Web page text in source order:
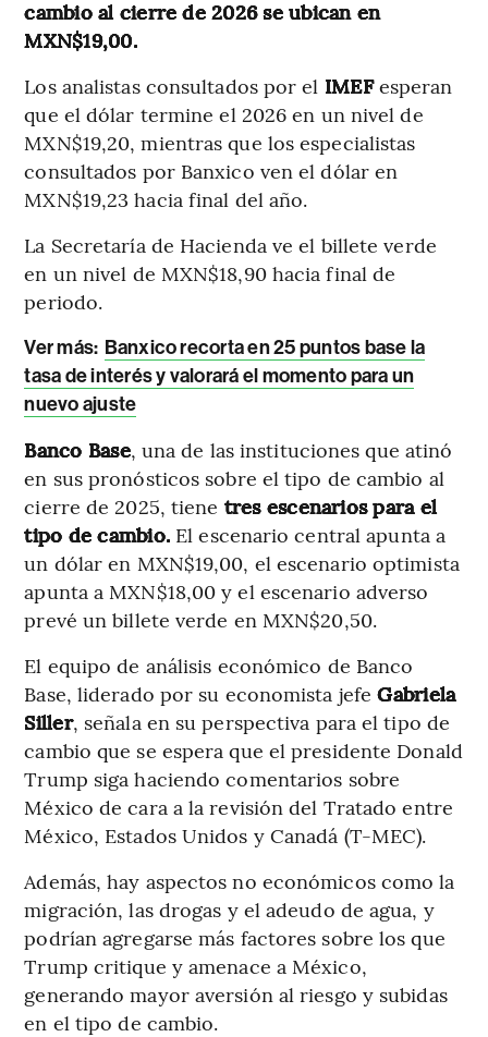
cambio al cierre de 2026 se ubican en
MXN$19,00.
Los analistas consultados por el IMEFesperan
que el dólar termine el 2026 en un nivel de
MXN$19,20, mientras que los especialistas
consultados por Banxico ven el dólar en
MXN$19,23 hacia final del año.
La Secretaría de Hacienda ve el billete verde
en un nivel de MXN$18,90 hacia final de
periodo.
Ver más: Banxico recorta en 25 puntos base la
tasa de interés y valorará el momento para un
nuevo ajuste
Banco Base, una de las instituciones que atinó
en sus pronósticos sobre el tipo de cambio al
cierre de 2025, tiene tres escenarios para el
tipo de cambio. El escenario central apunta a
un dólar en MXN$19,00, el escenario optimista
apunta a MXN$18,00 y el escenario adverso
prevé un billete verde en MXN$20,50.
El equipo de análisis económico de Banco
Base, liderado por su economista jefe Gabriela
Siller, señala en su perspectiva para el tipo de
cambio que se espera que el presidente Donald
Trump siga haciendo comentarios sobre
México de cara a la revisión del Tratado entre
México, Estados Unidos y Canadá (T-MEC).
Además, hay aspectos no económicos como la
migración, las drogas y el adeudo de agua, y
podrían agregarse más factores sobre los que
Trump critique y amenace a México,
generando mayor aversión al riesgo y subidas
en el tipo de cambio.